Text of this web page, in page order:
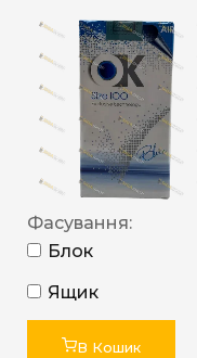
Фасування:
Блок
Ящик
В Кошик